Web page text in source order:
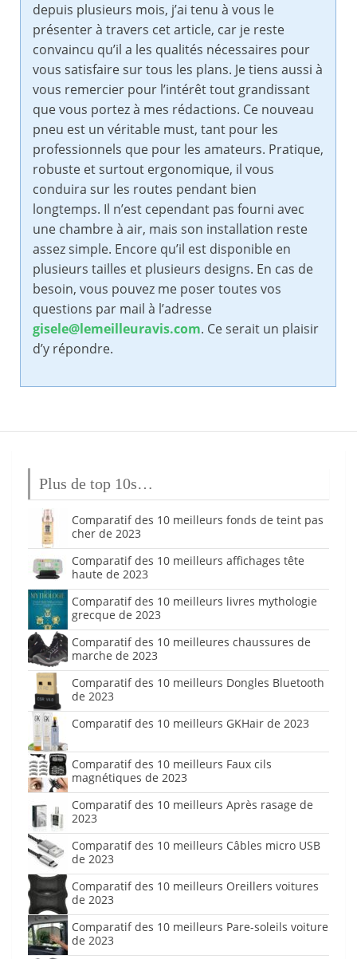
depuis plusieurs mois, j’ai tenu à vous le
présenter à travers cet article, car je reste
convaincu qu’il a les qualités nécessaires pour
vous satisfaire sur tous les plans. Je tiens aussi à
vous remercier pour l’intérêt tout grandissant
que vous portez à mes rédactions. Ce nouveau
pneu est un véritable must, tant pour les
professionnels que pour les amateurs. Pratique,
robuste et surtout ergonomique, il vous
conduira sur les routes pendant bien
longtemps. Il n’est cependant pas fourni avec
une chambre à air, mais son installation reste
assez simple. Encore qu’il est disponible en
plusieurs tailles et plusieurs designs. En cas de
besoin, vous pouvez me poser toutes vos
questions par mail à l’adresse
gisele@lemeilleuravis.com. Ce serait un plaisir
d’y répondre.
Plus de top 10s…
Comparatif des 10 meilleurs fonds de teint pas
cher de 2023
Comparatif des 10 meilleurs affichages tête
haute de 2023
Comparatif des 10 meilleurs livres mythologie
grecque de 2023
Comparatif des 10 meilleures chaussures de
marche de 2023
Comparatif des 10 meilleurs Dongles Bluetooth
de 2023
Comparatif des 10 meilleurs GKHair de 2023
Comparatif des 10 meilleurs Faux cils
magnétiques de 2023
Comparatif des 10 meilleurs Après rasage de
2023
Comparatif des 10 meilleurs Câbles micro USB
de 2023
Comparatif des 10 meilleurs Oreillers voitures
de 2023
Comparatif des 10 meilleurs Pare-soleils voiture
de 2023